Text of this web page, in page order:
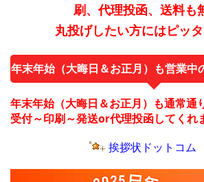
刷、代理投函、送料も
丸投げしたい方にはピッタ
年末年始（大晦日＆お正月）も営業中
年末年始（大晦日＆お正月）も通常通
受付～印刷～発送or代理投函してくれ
挨拶状ドットコム